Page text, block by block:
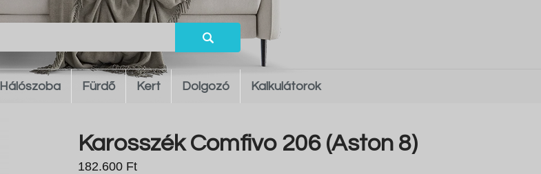
Hálószoba Fürdő Kert Dolgozó Kalkulátorok
Karosszék Comfivo 206 (Aston 8)
182.600 Ft